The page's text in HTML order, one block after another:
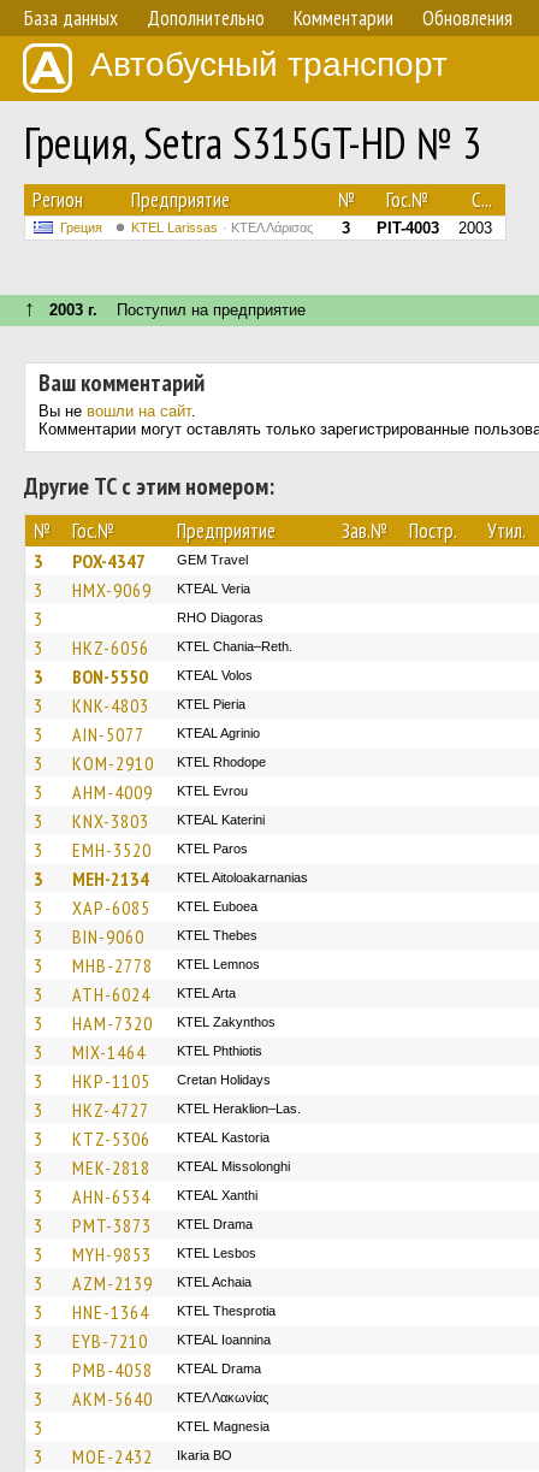
База данных Дополнительно Комментарии Обновления
Автобусный транспорт
Греция, Setra S315GT-HD № 3
Регион Предприятие № Гос.№ С...
Греция KTEL Larissas ΚΤΕΛ Λάρισας 3 PIT-4003 2003
↑ 2003 г. Поступил на предприятие
Ваш комментарий
Вы не вошли на сайт.
Комментарии могут оставлять только зарегистрированные
Другие ТС с этим номером:
№ Гос.№ Предприятие Зав.№ Постр. Утил.
3 POX-4347 GEM Travel
3 HMX-9069 KTEAL Veria
3 RHO Diagoras
3 HKZ-6056 KTEL Chania–Reth.
3 BON-5550 KTEAL Volos
3 KNK-4803 KTEL Pieria
3 AIN-5077 KTEAL Agrinio
3 KOM-2910 KTEL Rhodope
3 AHM-4009 KTEL Evrou
3 KNX-3803 KTEAL Katerini
3 EMH-3520 KTEL Paros
3 MEH-2134 KTEL Aitoloakarnanias
3 XAP-6085 ΚΤΕL Euboea
3 BIN-9060 KTEL Thebes
3 MHB-2778 KTEL Lemnos
3 ATH-6024 KTEL Arta
3 HAM-7320 KTEL Zakynthos
3 MIX-1464 ΚΤΕL Phthiotis
3 HKP-1105 Cretan Holidays
3 HKZ-4727 KTEL Heraklion–Las.
3 KTZ-5306 KTEAL Kastoria
3 MEK-2818 KTEAL Missolonghi
3 AHN-6534 KTEAL Xanthi
3 PMT-3873 KTEL Drama
3 MYH-9853 KTEL Lesbos
3 AZM-2139 KTEL Achaia
3 HNE-1364 KTEL Thesprotia
3 EYB-7210 KTEAL Ioannina
3 PMB-4058 KTEAL Drama
3 AKM-5640 ΚΤΕΛ Λακωνίας
3 ΚΤΕL Magnesia
3 MOE-2432 Ikaria BO